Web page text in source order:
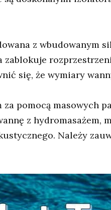
z wbudowanym
zablokuje
się, że wymiary
pomocą masowych
z hydromasażem,
Należy